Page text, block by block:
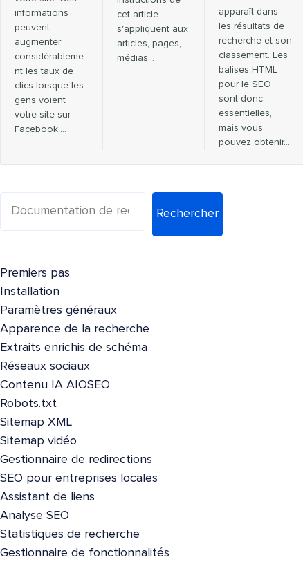
informations
peuvent
augmenter
considérableme
nt les taux de
clics lorsque les
gens voient
votre site sur
Facebook,…
cet article
s'appliquent aux
articles, pages,
médias…
apparaît dans
les résultats de
recherche et son
classement. Les
balises HTML
pour le SEO
sont donc
essentielles,
mais vous
pouvez obtenir…
Rechercher
Premiers pas
Installation
Paramètres généraux
Apparence de la recherche
Extraits enrichis de schéma
Réseaux sociaux
Contenu IA AIOSEO
Robots.txt
Sitemap XML
Sitemap vidéo
Gestionnaire de redirections
SEO pour entreprises locales
Assistant de liens
Analyse SEO
Statistiques de recherche
Gestionnaire de fonctionnalités